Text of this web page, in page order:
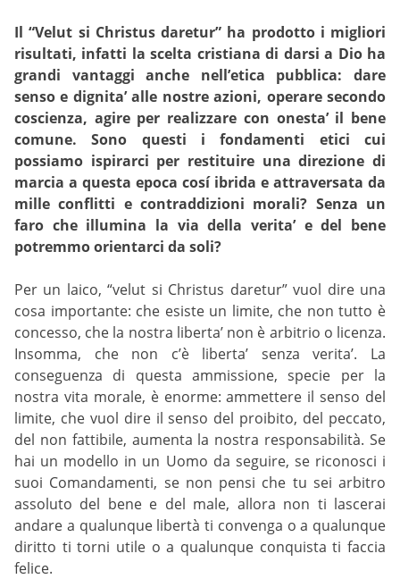
Il “Velut si Christus daretur” ha prodotto i migliori
risultati, infatti la scelta cristiana di darsi a Dio ha
grandi vantaggi anche nell’etica pubblica: dare
senso e dignita’ alle nostre azioni, operare secondo
coscienza, agire per realizzare con onesta’ il bene
comune. Sono questi i fondamenti etici cui
possiamo ispirarci per restituire una direzione di
marcia a questa epoca cosí ibrida e attraversata da
mille conflitti e contraddizioni morali? Senza un
faro che illumina la via della verita’ e del bene
potremmo orientarci da soli?
Per un laico, “velut si Christus daretur” vuol dire una
cosa importante: che esiste un limite, che non tutto è
concesso, che la nostra liberta’ non è arbitrio o licenza.
Insomma, che non c’è liberta’ senza verita’. La
conseguenza di questa ammissione, specie per la
nostra vita morale, è enorme: ammettere il senso del
limite, che vuol dire il senso del proibito, del peccato,
del non fattibile, aumenta la nostra responsabilità. Se
hai un modello in un Uomo da seguire, se riconosci i
suoi Comandamenti, se non pensi che tu sei arbitro
assoluto del bene e del male, allora non ti lascerai
andare a qualunque libertà ti convenga o a qualunque
diritto ti torni utile o a qualunque conquista ti faccia
felice.